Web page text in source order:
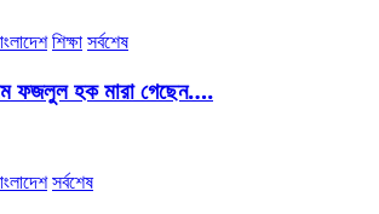
শিক্ষা সর্বশেষ
ফজলুল হক মারা গেছেন….
সর্বশেষ